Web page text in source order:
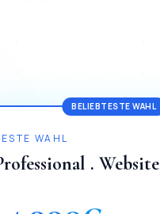
BELIEBTESTE WAHL
WAHL
. Website